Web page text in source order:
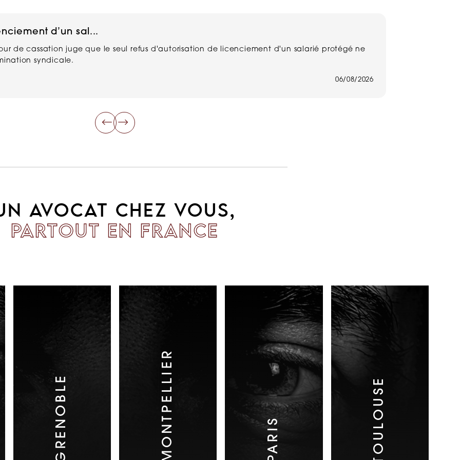
d’un sal...
de cassation juge que le seul refus d'autorisation de licenciement d'un salarié protégé ne
syndicale.
06/08/2026
AVOCAT CHEZ VOUS,
PARTOUT EN FRANCE
GRENOBLE MONTPELLIER PARIS TOULOUSE